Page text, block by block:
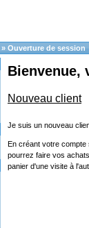
» Ouverture de session
Bienvenue,
Nouveau client
Je suis un nouveau
En créant votre compte
pourrez faire vos
panier d'une visite à